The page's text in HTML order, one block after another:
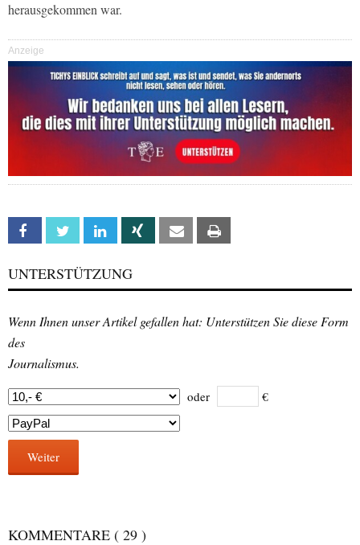
herausgekommen war.
Anzeige
Facebook Twitter Linkedin Xing Email
UNTERSTÜTZUNG
Wenn Ihnen unser Artikel gefallen hat: Unterstützen Sie diese Form
des
Journalismus.
oder €
Weiter
KOMMENTARE ( 29 )